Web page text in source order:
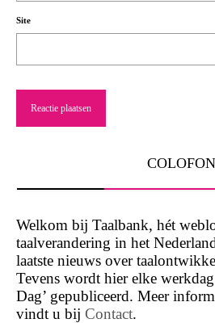
Site
COLOFON
Welkom bij Taalbank, hét
taalverandering in het
laatste nieuws over
Tevens wordt hier elke
Dag’ gepubliceerd. Meer
vindt u bij Contact.